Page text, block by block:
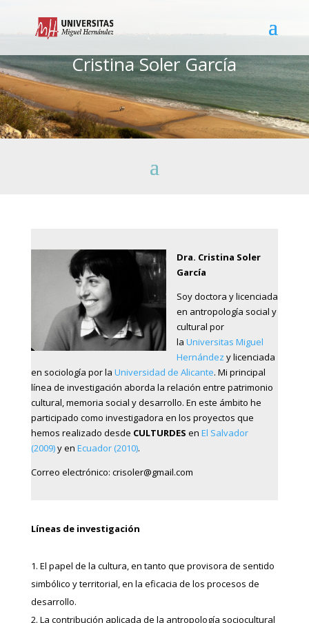
Cristina Soler García
Dra. Cristina Soler
García
Soy doctora y licenciada
en antropología social y
cultural por
la Universitas Miguel
Hernández y licenciada
en sociología por la Universidad de Alicante. Mi principal
línea de investigación aborda la relación entre patrimonio
cultural, memoria social y desarrollo. En este ámbito he
participado como investigadora en los proyectos que
hemos realizado desde CULTURDES en El Salvador
(2009)y en Ecuador (2010).
Correo electrónico: crisoler@gmail.com
Líneas de investigación
El papel de la cultura, en tanto que provisora de sentido
simbólico y territorial, en la eficacia de los procesos de
desarrollo.
La contribución aplicada de la antropología sociocultural